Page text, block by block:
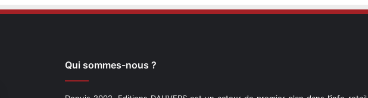
Qui sommes-nous ?